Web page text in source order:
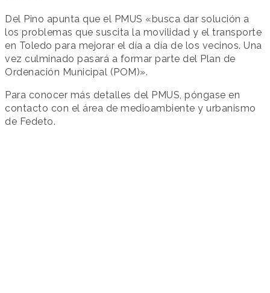
Del Pino apunta que el PMUS «busca dar solución a
los problemas que suscita la movilidad y el transporte
en Toledo para mejorar el día a día de los vecinos. Una
vez culminado pasará a formar parte del Plan de
Ordenación Municipal (POM)».
Para conocer más detalles del PMUS, póngase en
contacto con el área de medioambiente y urbanismo
de Fedeto.